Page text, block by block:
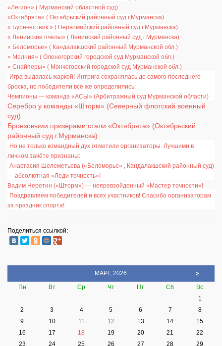
«Легион» ( Мурманский областной суд)
«Октябрята» ( Октябрьский районный суд г.Мурманска)
« Буревестник » ( Первомайский районный суд г.Мурманска)
« Ленинские пчёлы» ( Ленинский районный суд г.Мурманска)
« Беломорье» ( Кандалакшский районный Мурманской обл.)
« Молния» ( Оленегорский городской суд Мурманской обл.)
« Снайперы» ( Мончегорский городской суд Мурманской обл.)
Игра выдалась жаркой! Интрига сохранялась до самого последнего
броска, но победители всё же определились:
Чемпионы — команда «АСЫ» (Арбитражный суд Мурманской области)
Серебро у команды «Шторм» (Северный флотский военный
суд)
Бронзовыми призёрами стали «Октябрята» (Октябрьский
районный суд г.Мурманска)
Но не только командный дух отметили организаторы. Лучшими в
личном зачёте признаны:
Анастасия Шелеметьева («Беломорье» , Кандалакшский районный суд)
— абсолютная «Леди точность»!
Вадим Неретин («Шторм») — непревзойденный «Мастер точности»!
Поздравляем победителей и всех участников! Спасибо организаторам
за праздник спорта!
Поделиться ссылкой:
МАРТ, 2026
»
Пн
Вт Ср Чт Пт Сб
Вс
1
2
3 4 5 6 7
8
9
10 11 12 13 14
15
16
17 18 19 20 21
22
23
24 25 26 27 28 29